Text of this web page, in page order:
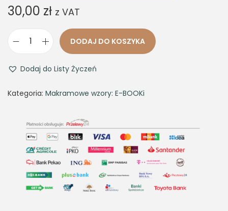
30,00 zł z VAT
ś
w
i
e
t
n
DODAJ DO KOSZYKA
Dodaj do Listy Życzeń
Kategoria: Makramowe wzory: E-BOOKi